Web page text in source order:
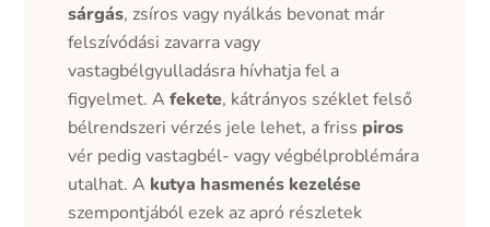
sárgás, zsíros vagy nyálkás bevonat már
felszívódási zavarra vagy
vastagbélgyulladásra hívhatja fel a
figyelmet. Afekete, kátrányos széklet felső
bélrendszeri vérzés jele lehet, a friss piros
vér pedig vastagbél- vagy végbélproblémára
utalhat. A kutya hasmenés kezelése
szempontjából ezek az apró részletek